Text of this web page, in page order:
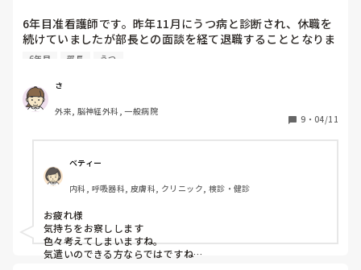
勉強方法としては、看護管理や臨床推論、薬理学、病態生理学
などの基礎分野を網羅する参考書を1冊決めて繰り返し学習す
るのがおすすめです。私は『系統看護学講座』シリーズと『今
日の治療指針』を活用しました。また、診療看護師試験の過去
が見えやすくなります。
さらに、大学院の入試説明会やオープンキャンパスに参加し、
出題傾向や求められる人物像を把握しておくと安心です。指導
大変な道のりですが、6年間の臨床経験は大きな強みですし、
日々の業務と並行して少しずつ準備を進めれば必ず道は開けま
す。応援しています📚💪
6年目准看護師です。昨年11月にうつ病と診断され、休職を
続けていましたが部長との面談を経て退職することとなりま
した。
とのことで3日後に職場へ行く予定です。
病棟師長や看護部長にはお世話になったので何か菓子折りを
持って行きたいのですが、病棟に数人苦手な人たちがいま
すぐ話を大きくしてなんでも広めてしまう人やなんでか無視
してくる人、冷たい口調であなたの事嫌いですよオーラをだ
す人…
もしその人たちがいたら数ヶ月ぶりに姿を見せた際に何か言
われるんじゃないか、変な目で見られるのではないか、、と
考えてしまいます。
もう辞めるのですから気にせず行けばいいと周りは言います
6年目 部長 うつ
さ
外来, 脳神経外科, 一般病院
9 ・ 04/11
ベティー
内科, 呼吸器科, 皮膚科, クリニック, 検診・健診
お疲れ様
気持ちをお察しします
色々考えてしまいますね。
気遣いのできる方ならではですね